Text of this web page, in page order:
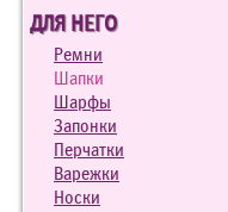
ДЛЯ НЕГО
Ремни
Шапки
Шарфы
Запонки
Перчатки
Варежки
Носки